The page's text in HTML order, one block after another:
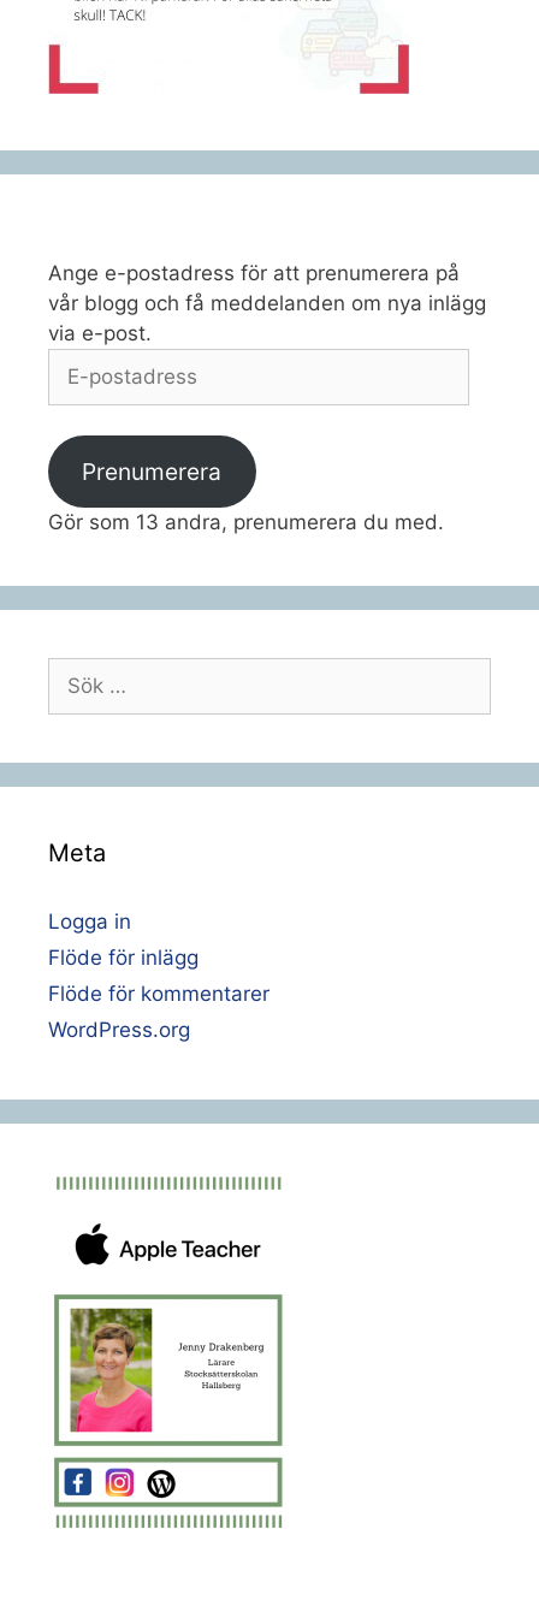
Ange e-postadress för att prenumerera på
vår blogg och få meddelanden om nya inlägg
via e-post.
postadress
Prenumerera
Gör som 13 andra, prenumerera du med.
efter:
Meta
Logga in
Flöde för inlägg
Flöde för kommentarer
WordPress.org